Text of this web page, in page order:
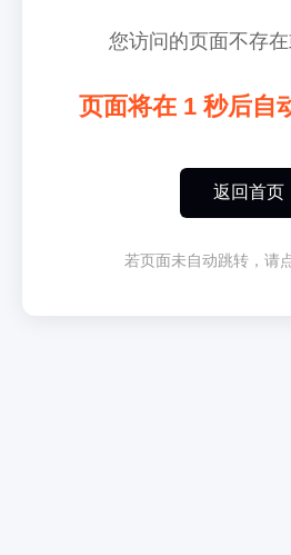
您访问的页面不存
页面将在 1 秒后自
返回首页
若页面未自动跳转，请